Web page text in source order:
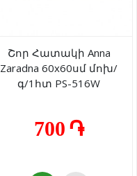
Շոր Հատակի Anna
Zaradna 60x60սմ մոխ/
գ/1հտ PS-516W
700 ֏